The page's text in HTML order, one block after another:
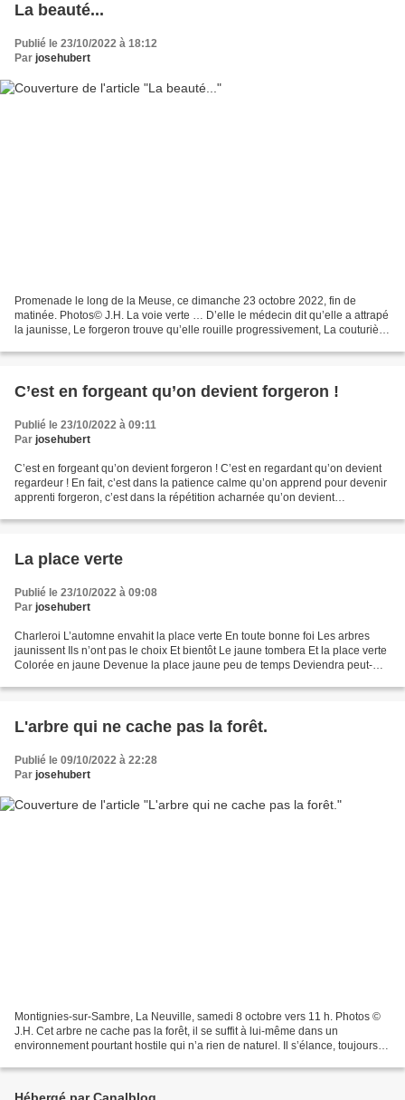
La beauté...
Publié le 23/10/2022 à 18:12
Par josehubert
Promenade le long de la Meuse, ce dimanche 23 octobre 2022, fin de
matinée. Photos© J.H. La voie verte … D’elle le médecin dit qu’elle a attrapé
la jaunisse, Le forgeron trouve qu’elle rouille progressivement, La couturière
C’est en forgeant qu’on devient forgeron !
Publié le 23/10/2022 à 09:11
Par josehubert
C’est en forgeant qu’on devient forgeron ! C’est en regardant qu’on devient
regardeur ! En fait, c’est dans la patience calme qu’on apprend pour devenir
apprenti forgeron, c’est dans la répétition acharnée qu’on devient
La place verte
Publié le 23/10/2022 à 09:08
Par josehubert
Charleroi L’automne envahit la place verte En toute bonne foi Les arbres
jaunissent Ils n’ont pas le choix Et bientôt Le jaune tombera Et la place verte
Colorée en jaune Devenue la place jaune peu de temps Deviendra peut-
L'arbre qui ne cache pas la forêt.
Publié le 09/10/2022 à 22:28
Par josehubert
Montignies-sur-Sambre, La Neuville, samedi 8 octobre vers 11 h. Photos ©
J.H. Cet arbre ne cache pas la forêt, il se suffit à lui-même dans un
environnement pourtant hostile qui n’a rien de naturel. Il s’élance, toujours